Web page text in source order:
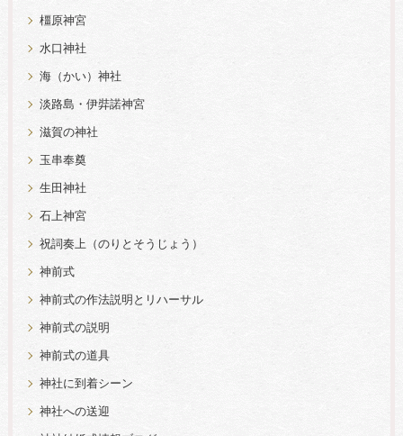
橿原神宮
水口神社
海（かい）神社
淡路島・伊弉諾神宮
滋賀の神社
玉串奉奠
生田神社
石上神宮
祝詞奏上（のりとそうじょう）
神前式
神前式の作法説明とリハーサル
神前式の説明
神前式の道具
神社に到着シーン
神社への送迎